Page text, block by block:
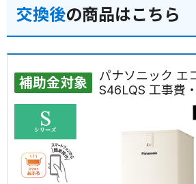
交換後の商品はこちら
補助金対象
パナソニック エ
S46LQS 工事費